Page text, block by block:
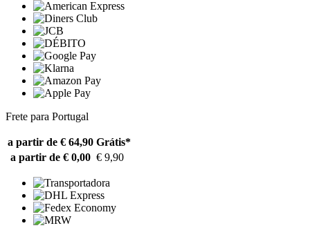
Frete para Portugal
a partir de € 64,90 Grátis*
a partir de € 0,00 € 9,90